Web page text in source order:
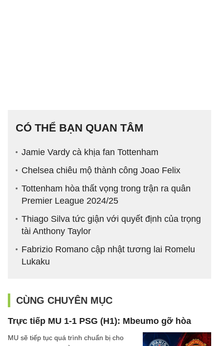
CÓ THỂ BẠN QUAN TÂM
Jamie Vardy cà khịa fan Tottenham
Chelsea chiêu mộ thành công Joao Felix
Tottenham hòa thất vọng trong trận ra quân
Premier League 2024/25
Thiago Silva tức giận với quyết định của trọng
tài Anthony Taylor
Fabrizio Romano cập nhật tương lai Romelu
Lukaku
CÙNG CHUYÊN MỤC
Trực tiếp MU 1-1 PSG (H1): Mbeumo gỡ hòa
MU sẽ tiếp tục quá trình chuẩn bị cho